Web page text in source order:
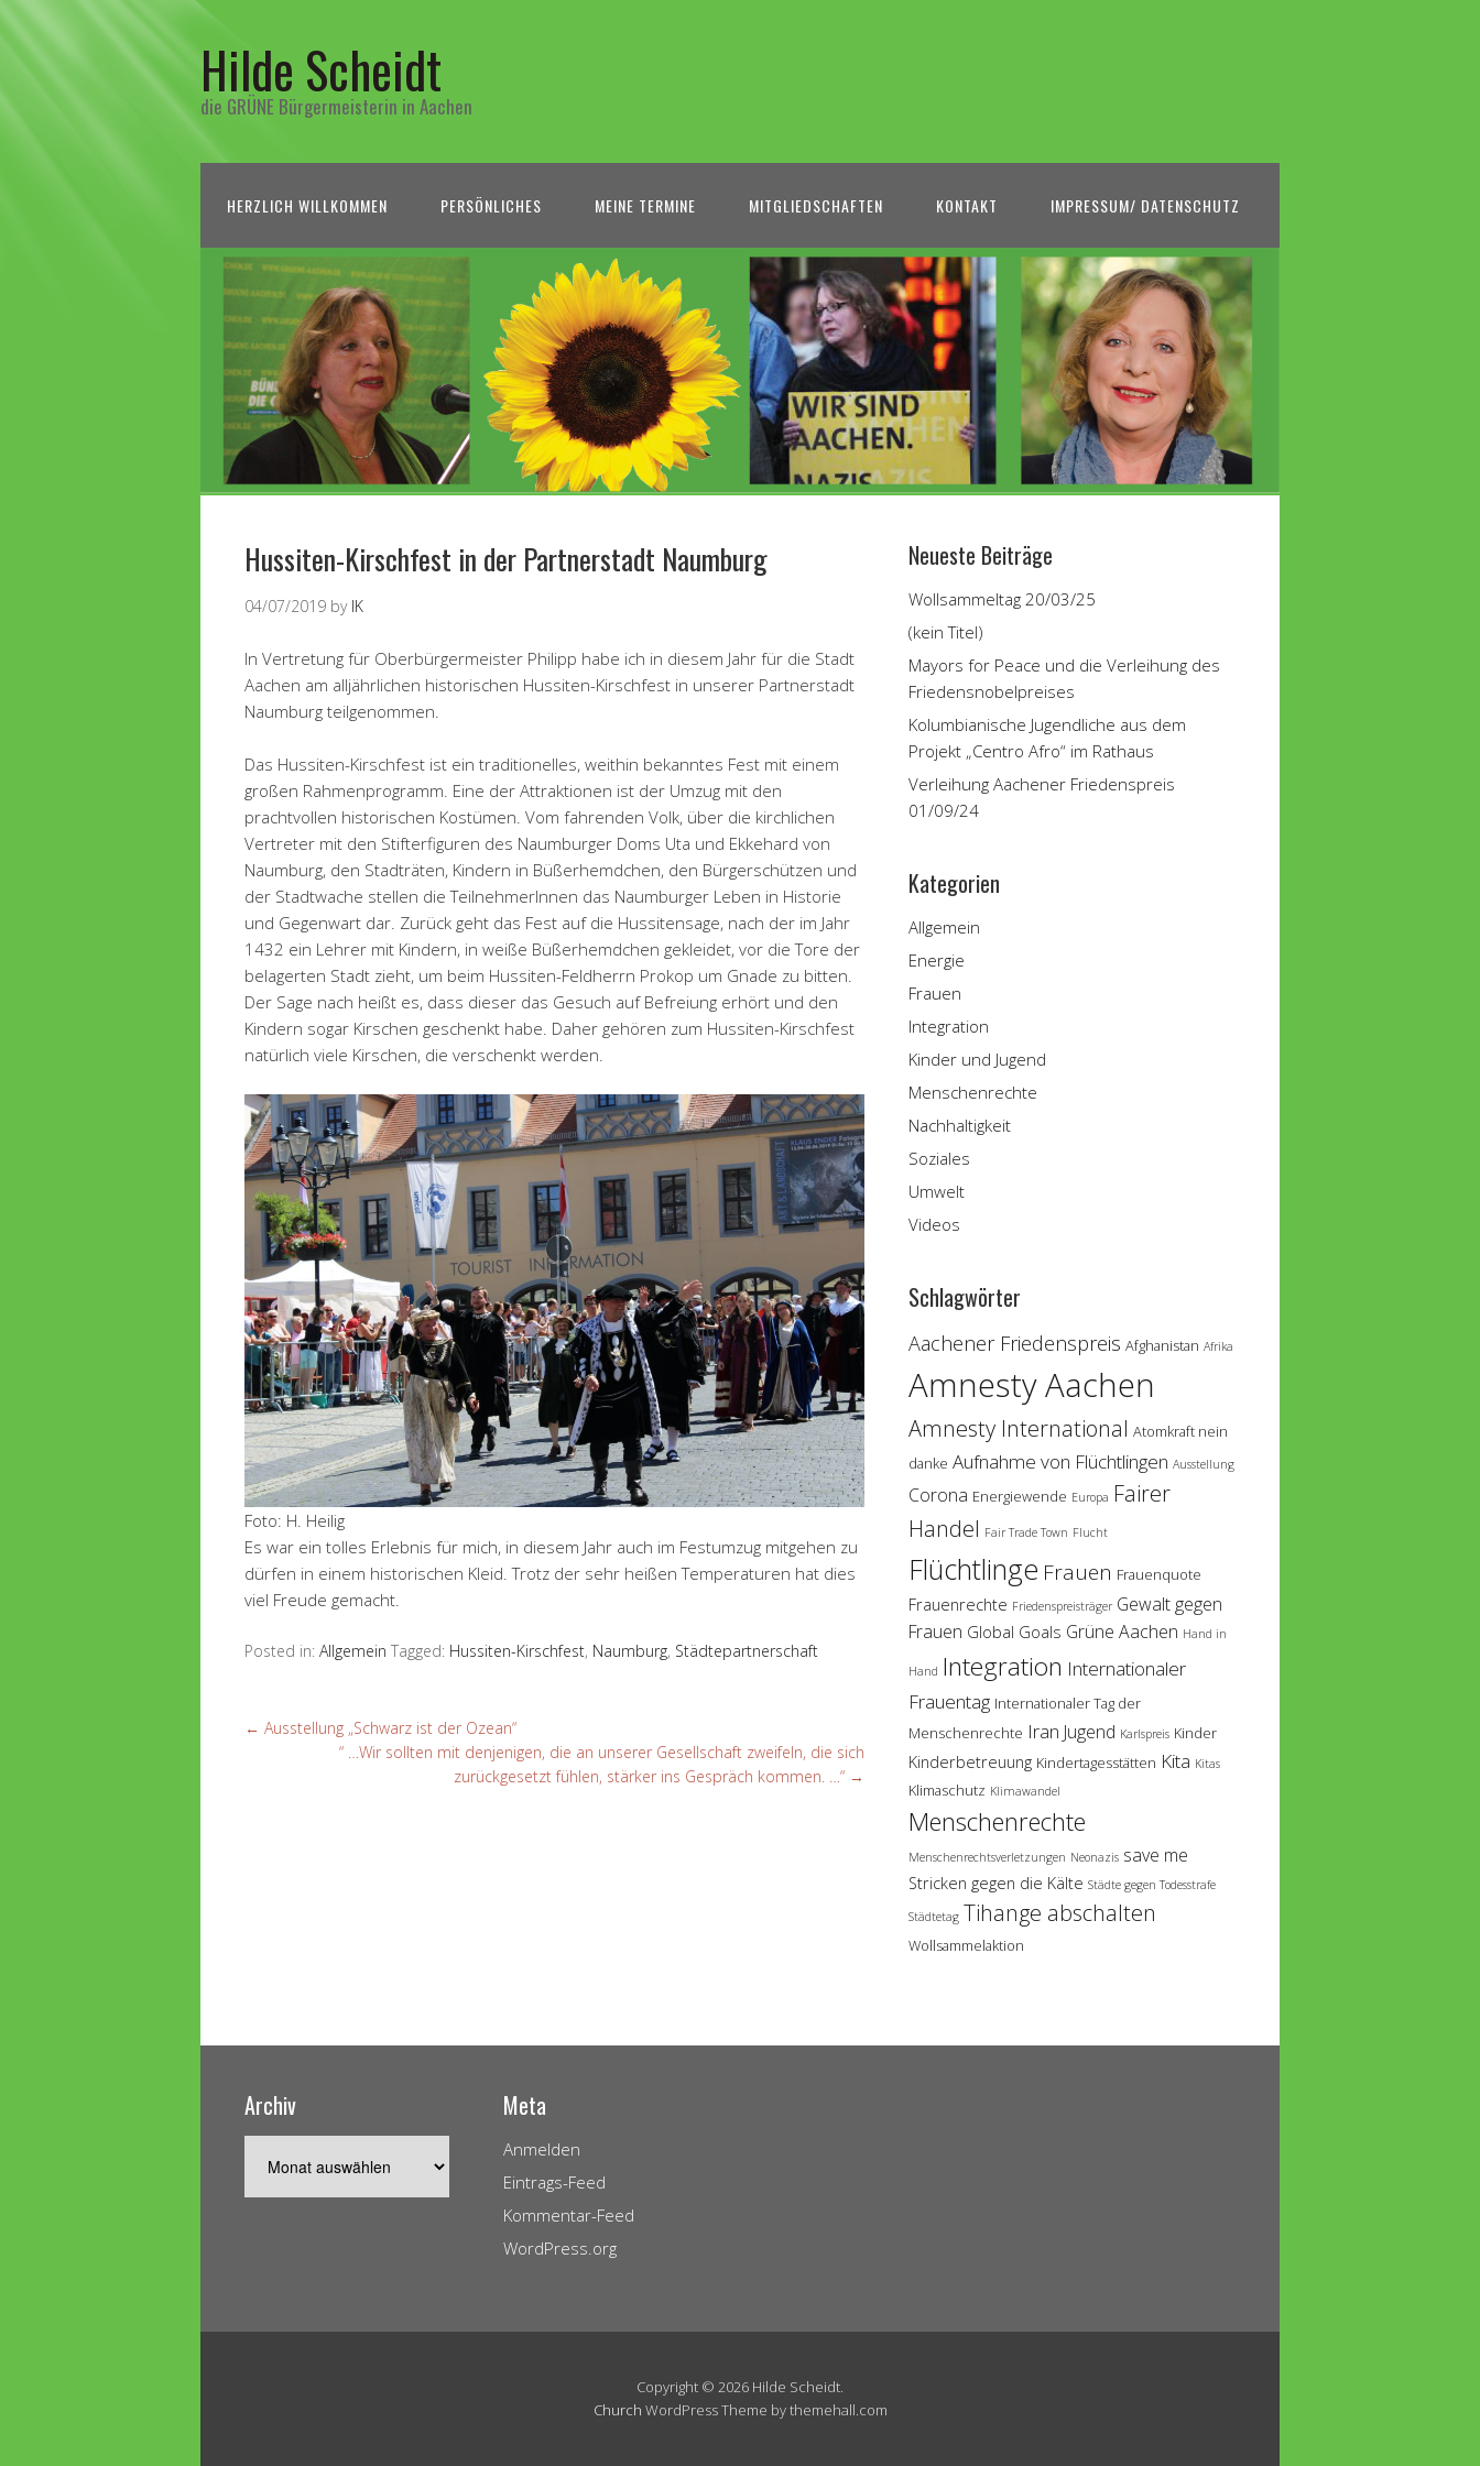
Hilde Scheidt
die GRÜNE Bürgermeisterin in Aachen
HERZLICH WILLKOMMEN PERSÖNLICHES MEINE TERMINE MITGLIEDSCHAFTEN KONTAKT IMPRESSUM/ DATENSCHUTZ
Hussiten-Kirschfest in der Partnerstadt Naumburg
04/07/2019 by IK
In Vertretung für Oberbürgermeister Philipp habe ich in diesem Jahr für die Stadt
Aachen am alljährlichen historischen Hussiten-Kirschfest in unserer Partnerstadt
Naumburg teilgenommen.
Das Hussiten-Kirschfest ist ein traditionelles, weithin bekanntes Fest mit einem
großen Rahmenprogramm. Eine der Attraktionen ist der Umzug mit den
prachtvollen historischen Kostümen. Vom fahrenden Volk, über die kirchlichen
Vertreter mit den Stifterfiguren des Naumburger Doms Uta und Ekkehard von
Naumburg, den Stadträten, Kindern in Büßerhemdchen, den Bürgerschützen und
der Stadtwache stellen die TeilnehmerInnen das Naumburger Leben in Historie
und Gegenwart dar. Zurück geht das Fest auf die Hussitensage, nach der im Jahr
1432 ein Lehrer mit Kindern, in weiße Büßerhemdchen gekleidet, vor die Tore der
belagerten Stadt zieht, um beim Hussiten-Feldherrn Prokop um Gnade zu bitten.
Der Sage nach heißt es, dass dieser das Gesuch auf Befreiung erhört und den
Kindern sogar Kirschen geschenkt habe. Daher gehören zum Hussiten-Kirschfest
natürlich viele Kirschen, die verschenkt werden.
Foto: H. Heilig
Es war ein tolles Erlebnis für mich, in diesem Jahr auch im Festumzug mitgehen zu
dürfen in einem historischen Kleid. Trotz der sehr heißen Temperaturen hat dies
viel Freude gemacht.
Posted in: Allgemein Tagged: Hussiten-Kirschfest, Naumburg, Städtepartnerschaft
← Ausstellung „Schwarz ist der Ozean“
“ …Wir sollten mit denjenigen, die an unserer Gesellschaft zweifeln, die sich
zurückgesetzt fühlen, stärker ins Gespräch kommen. …“ →
Neueste Beiträge
Wollsammeltag 20/03/25
(kein Titel)
Mayors for Peace und die Verleihung des
Friedensnobelpreises
Kolumbianische Jugendliche aus dem
Projekt „Centro Afro“ im Rathaus
Verleihung Aachener Friedenspreis
01/09/24
Kategorien
Allgemein
Energie
Frauen
Integration
Kinder und Jugend
Menschenrechte
Nachhaltigkeit
Soziales
Umwelt
Videos
Schlagwörter
Aachener Friedenspreis Afghanistan Afrika
Amnesty Aachen
Amnesty International Atomkraft nein
danke Aufnahme von Flüchtlingen Ausstellung
Corona Energiewende Europa Fairer
Handel Fair Trade Town Flucht
Flüchtlinge Frauen Frauenquote
Frauenrechte Friedenspreisträger Gewalt gegen
Frauen Global Goals Grüne Aachen Hand in
Hand Integration Internationaler
Frauentag Internationaler Tag der
Menschenrechte Iran Jugend Karlspreis Kinder
Kinderbetreuung Kindertagesstätten Kita Kitas
Klimaschutz Klimawandel
Menschenrechte
Menschenrechtsverletzungen Neonazis save me
Stricken gegen die Kälte Städte gegen Todesstrafe
Städtetag Tihange abschalten
Wollsammelaktion
Archiv Meta
Anmelden
Eintrags-Feed
Kommentar-Feed
WordPress.org
Copyright © 2026 Hilde Scheidt.
Church WordPress Theme by themehall.com